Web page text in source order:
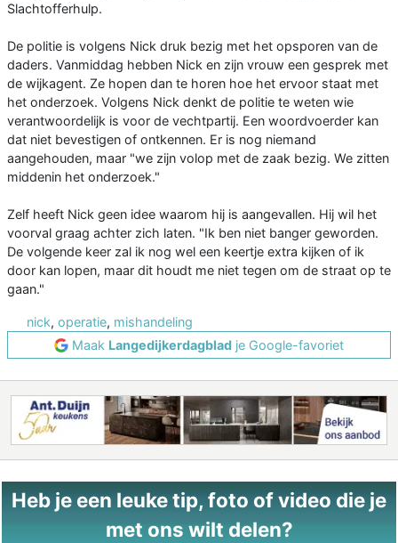
Slachtofferhulp.
De politie is volgens Nick druk bezig met het opsporen van de
daders. Vanmiddag hebben Nick en zijn vrouw een gesprek met
de wijkagent. Ze hopen dan te horen hoe het ervoor staat met
het onderzoek. Volgens Nick denkt de politie te weten wie
verantwoordelijk is voor de vechtpartij. Een woordvoerder kan
dat niet bevestigen of ontkennen. Er is nog niemand
aangehouden, maar "we zijn volop met de zaak bezig. We zitten
middenin het onderzoek."
Zelf heeft Nick geen idee waarom hij is aangevallen. Hij wil het
voorval graag achter zich laten. "Ik ben niet banger geworden.
De volgende keer zal ik nog wel een keertje extra kijken of ik
door kan lopen, maar dit houdt me niet tegen om de straat op te
gaan."
nick, operatie, mishandeling
Maak Langedijkerdagblad je Google-favoriet
Heb je een leuke tip, foto of video die je
met ons wilt delen?